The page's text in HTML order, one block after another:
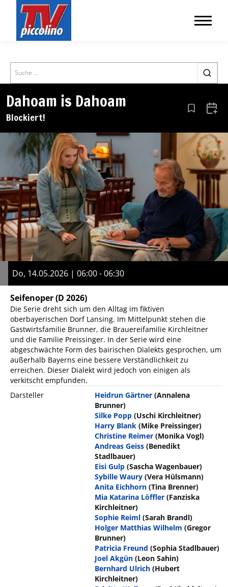
Search
Dahoam is Dahoam
Blockiert! Aus den
Do, 14.05.2026 | 06:00 - 06:30
Seifenoper(D 2026)
Die Serie dreht sich um den Alltag im fiktiven
oberbayerischen Dorf Lansing. Im Mittelpunkt stehen die
Gastwirtsfamilie Brunner, die Brauereifamilie Kirchleitner
und die Familie Preissinger. In der Serie wird eine
abgeschwächte Form des bairischen Dialekts gesprochen, um
außerhalb Bayerns eine bessere Verständlichkeit zu
erreichen. Dieser Dialekt wird jedoch von einigen als
verkitscht empfunden.
Darsteller
Heidrun Gärtner (Annalena
Brunner)
Silke Popp (Uschi Kirchleitner)
Harry Blank (Mike Preissinger)
Christine Reimer (Monika Vogl)
Andreas Geiss (Benedikt
Stadlbauer)
Eisi Gulp (Sascha Wagenbauer)
Sybille Waury (Vera Hülsmann)
Anita Eichhorn (Tina Brenner)
Mia Katarina Löffler (Fanziska
Kirchleitner)
Sophie Reiml (Sarah Brandl)
Holger Matthias Wilhelm (Gregor
Brunner)
Patricia Freund (Sophia Stadlbauer)
Joel Akgün (Leon Sahin)
Bernhard Ulrich (Hubert
Kirchleitner)